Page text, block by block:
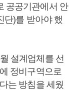
공공기관에서 안
단)를 받아야 했
설계업체를 선
정비구역으로
는 방침을 세웠